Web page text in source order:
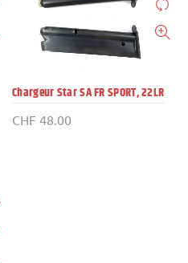
Chargeur Star SA FR SPORT, 22LR
CHF 48.00